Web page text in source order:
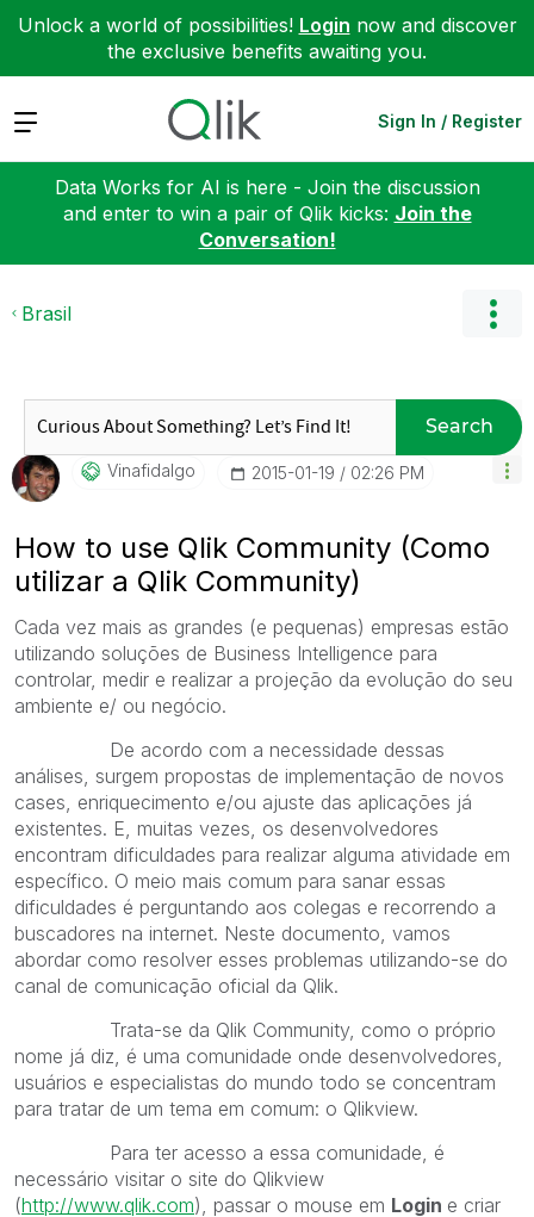
Unlock a world of possibilities! Login now and discover
the exclusive benefits awaiting you.
Expand Sign In / Register
Data Works for AI is here - Join the discussion
and enter to win a pair of Qlik kicks: Join the
Conversation!
Brasil
Search
Vinafidalgo ‎2015-01-19 02:26 PM
How to use Qlik Community (Como
utilizar a Qlik Community)
Cada vez mais as grandes (e pequenas) empresas estão
utilizando soluções de Business Intelligence para
controlar, medir e realizar a projeção da evolução do seu
ambiente e/ ou negócio.
De acordo com a necessidade dessas
análises, surgem propostas de implementação de novos
cases, enriquecimento e/ou ajuste das aplicações já
existentes. E, muitas vezes, os desenvolvedores
encontram dificuldades para realizar alguma atividade em
específico. O meio mais comum para sanar essas
dificuldades é perguntando aos colegas e recorrendo a
buscadores na internet. Neste documento, vamos
abordar como resolver esses problemas utilizando-se do
canal de comunicação oficial da Qlik.
Trata-se da Qlik Community, como o próprio
nome já diz, é uma comunidade onde desenvolvedores,
usuários e especialistas do mundo todo se concentram
para tratar de um tema em comum: o Qlikview.
Para ter acesso a essa comunidade, é
necessário visitar o site do Qlikview
(http://www.qlik.com), passar o mouse em Login e criar